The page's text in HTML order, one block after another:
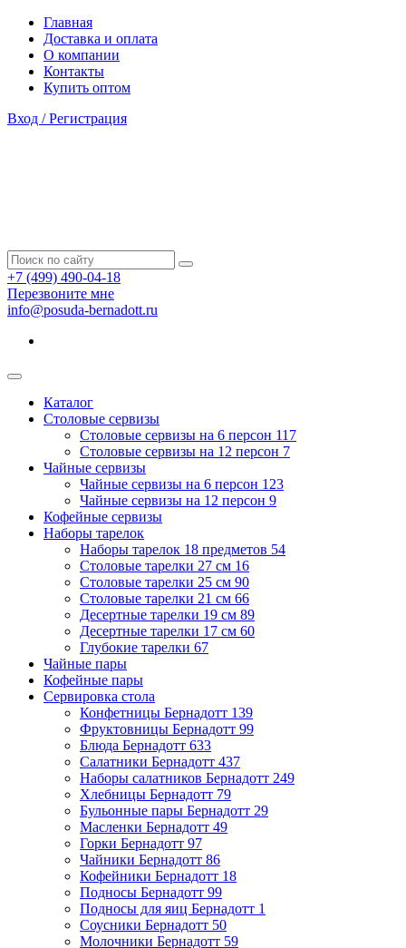
Главная
Доставка и оплата
О компании
Контакты
Купить оптом
Вход / Регистрация
+7 (499) 490-04-18
Перезвоните мне
info@posuda-bernadott.ru
Каталог
Столовые сервизы
Столовые сервизы на 6 персон 117
Столовые сервизы на 12 персон 7
Чайные сервизы
Чайные сервизы на 6 персон 123
Чайные сервизы на 12 персон 9
Кофейные сервизы
Наборы тарелок
Наборы тарелок 18 предметов 54
Столовые тарелки 27 см 16
Столовые тарелки 25 см 90
Столовые тарелки 21 см 66
Десертные тарелки 19 см 89
Десертные тарелки 17 см 60
Глубокие тарелки 67
Чайные пары
Кофейные пары
Сервировка стола
Конфетницы Бернадотт 139
Фруктовницы Бернадотт 99
Блюда Бернадотт 633
Салатники Бернадотт 437
Наборы салатников Бернадотт 249
Хлебницы Бернадотт 79
Бульонные пары Бернадотт 29
Масленки Бернадотт 49
Горки Бернадотт 97
Чайники Бернадотт 86
Кофейники Бернадотт 18
Подносы Бернадотт 99
Подносы для яиц Бернадотт 1
Соусники Бернадотт 50
Молочники Бернадотт 59